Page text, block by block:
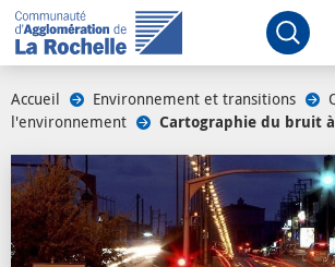
Accueil Environnement et transitions
l'environnement
Cartographie du bruit